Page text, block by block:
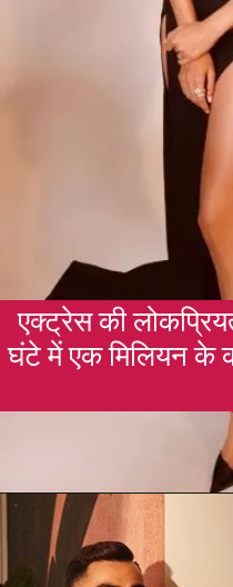
एक्ट्रेस की
घंटे में एक मिलियन के